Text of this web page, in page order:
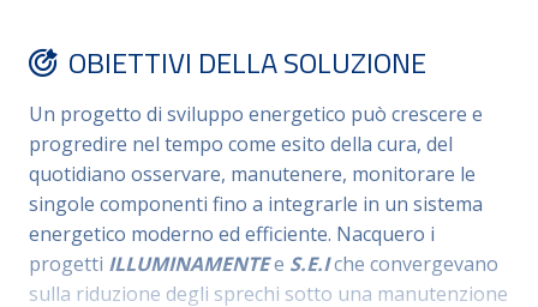
comune sardo di continuare a credere nella
competenza del pubblico impiego, valorizzando il
personale comunale interno all’ufficio tecnico
manutentivo, con l’obiettivo di migliorare e rendere
circolare ed efficiente energicamente il servizio
erogato alla comunità. Il comune di Serrenti è
diventato un modello nazionale sull’innovazione
tecnologica attuata nella manutenzione.
OBIETTIVI DELLA SOLUZIONE
Un progetto di sviluppo energetico può crescere e
progredire nel tempo come esito della cura, del
quotidiano osservare, manutenere, monitorare le
singole componenti fino a integrarle in un sistema
energetico moderno ed efficiente. Nacquero i
progetti ILLUMINAMENTEe S.E.Iche convergevano
sulla riduzione degli sprechi sotto una manutenzione